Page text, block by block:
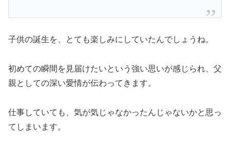
子供の誕生を、とても楽しみにしていたんでしょうね。
初めての瞬間を見届けたいという強い思いが感じられ、父
親としての深い愛情が伝わってきます。
仕事していても、気が気じゃなかったんじゃないかと思っ
てしまいます。